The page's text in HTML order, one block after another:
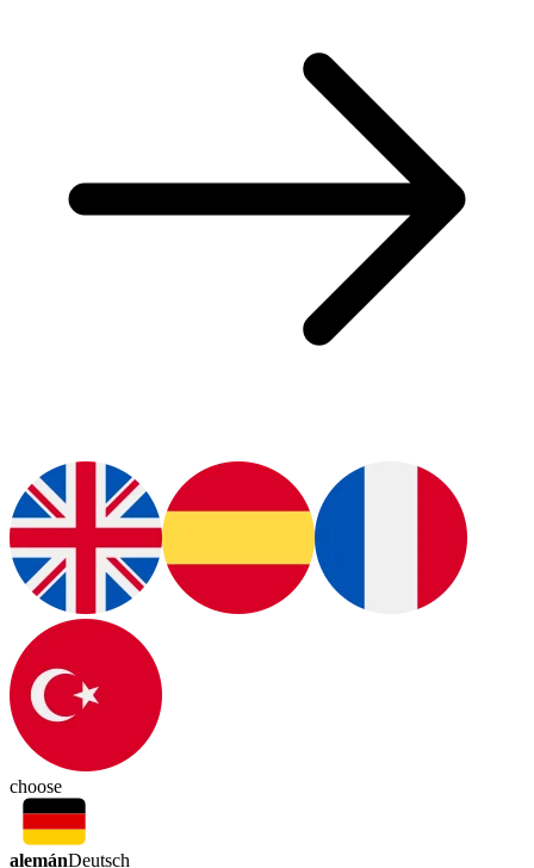
choose
alemánDeutsch